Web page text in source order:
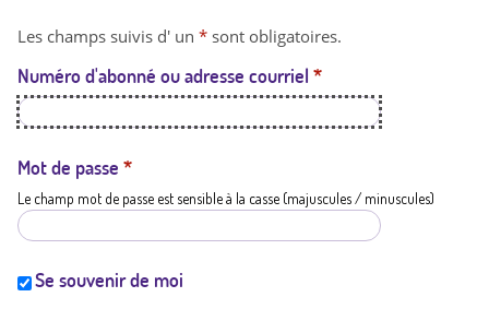
t
a
t
i
Les champs suivis d' un * sont obligatoires.
Numéro d'abonné ou adresse courriel *
Mot de passe *
Le champ mot de passe est sensible à la casse (majuscules / minuscules)
Se souvenir de moi